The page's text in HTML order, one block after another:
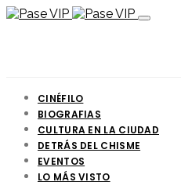
CINÉFILO
BIOGRAFIAS
CULTURA EN LA CIUDAD
DETRÁS DEL CHISME
EVENTOS
LO MÁS VISTO